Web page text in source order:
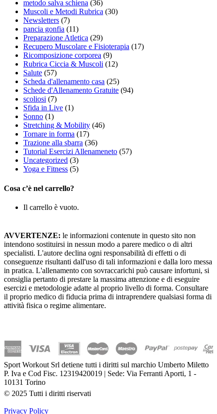
metodo salva schiena (36)
Muscoli e Metodi Rubrica (30)
Newsletters (7)
pancia gonfia (11)
Preparazione Atletica (29)
Recupero Muscolare e Fisioterapia (17)
Ricomposizione corporea (9)
Rubrica Ciccia & Muscoli (12)
Salute (57)
Scheda d'allenamento casa (25)
Schede d'Allenamento Gratuite (94)
scoliosi (7)
Sfida in Live (1)
Sonno (1)
Stretching & Mobility (46)
Tornare in forma (17)
Trazione alla sbarra (36)
Tutorial Esercizi Allenameneto (57)
Uncategorized (3)
Yoga e Fitness (5)
Cosa c’è nel carrello?
Il carrello è vuoto.
AVVERTENZE: le informazioni contenute in questo sito non
intendono sostituirsi in nessun modo a parere medico o di altri
specialisti. L'autore declina ogni responsabilità di effetti o di
conseguenze risultanti dall'uso di tali informazioni e dalla loro messa
in pratica. L'allenamento con sovraccarichi può causare infortuni, si
consiglia pertanto di prestare la massima attenzione e di eseguire
esercizi e metodologie adatte al proprio livello di forma. Consultare
il proprio medico di fiducia prima di intraprendere qualsiasi forma di
attività fisica o regime alimentare.
Sport Workout Srl detiene tutti i diritti sul marchio Umberto Miletto
P. Iva e Cod Fisc. 12319420019 | Sede: Via Ferranti Aporti, 1 -
10131 Torino
© 2025 Tutti i diritti riservati
Privacy Policy